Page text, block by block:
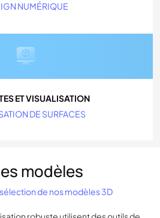
NUMÉRIQUE
ET VISUALISATION
DE SURFACES
modèles
de nos modèles 3D